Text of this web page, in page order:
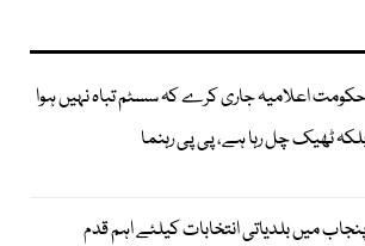
اعلامیہ جاری کرے کہ سسٹم تباہ نہیں ہوا
ٹھیک چل رہا ہے، پی پی رہنما
میں بلدیاتی انتخابات کیلئے اہم قدم